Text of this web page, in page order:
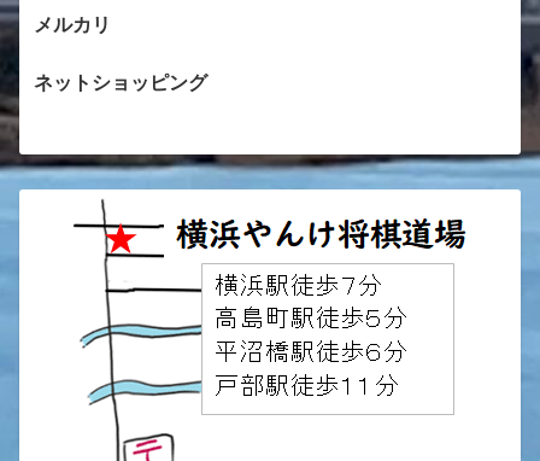
メルカリ
ネットショッピング